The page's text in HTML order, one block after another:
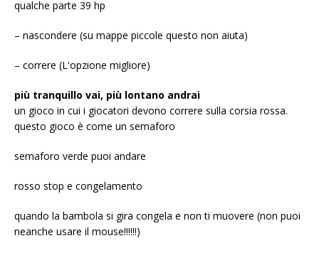
qualche parte 39 hp
– nascondere (su mappe piccole questo non aiuta)
– correre (L'opzione migliore)
più tranquillo vai, più lontano andrai
un gioco in cui i giocatori devono correre sulla corsia rossa.
questo gioco è come un semaforo
semaforo verde puoi andare
rosso stop e congelamento
quando la bambola si gira congela e non ti muovere (non puoi
neanche usare il mouse!!!!!!)